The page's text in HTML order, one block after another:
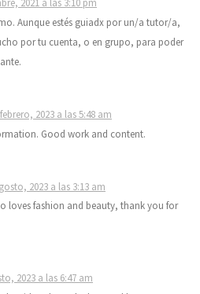
Aunque estés guiadx por un/a tutor/a,
por tu cuenta, o en grupo, para poder
2023 a las 5:48 am
Good work and content.
2023 a las 3:13 am
loves fashion and beauty, thank you for
2023 a las 6:47 am